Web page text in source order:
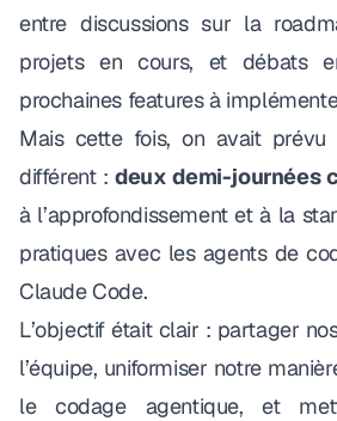
entre discussions sur la
projets en cours, et débats
prochaines features à
Mais cette fois, on avait prévu
différent :deux demi-journées
à l’approfondissement et à la
pratiques avec les agents de
Claude Code.
L’objectif était clair : partager
l’équipe, uniformiser notre
le codage agentique, et